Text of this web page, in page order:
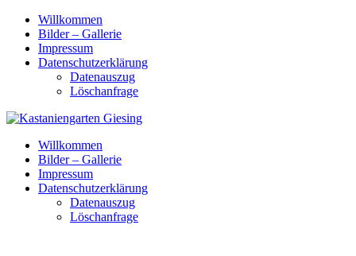
Skip
content
Willkommen
Bilder – Gallerie
Impressum
Datenschutzerklärung
Datenauszug
Löschanfrage
Willkommen
Bilder – Gallerie
Impressum
Datenschutzerklärung
Datenauszug
Löschanfrage